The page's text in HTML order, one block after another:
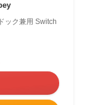
ック兼用 Switch